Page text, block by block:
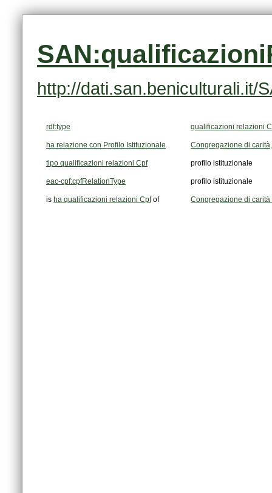
http://dati.san.beniculturali.it/
rdf:type qualificazioni relazioni
ha relazione con Profilo Istituzionale Congregazione di
tipo qualificazioni relazioni Cpf profilo istituzionale
eac-cpf:cpfRelationType profilo istituzionale
is ha qualificazioni relazioni Cpfof Congregazione di